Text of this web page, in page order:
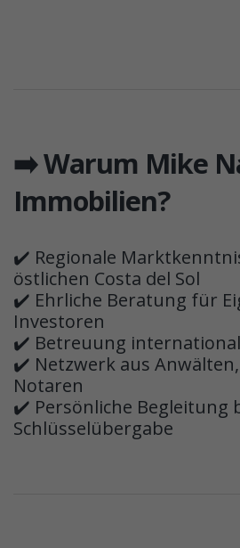
➡️ Warum Mike
Immobilien?
✔️ Regionale
östlichen Costa del Sol
✔️ Ehrliche Beratung für
Investoren
✔️ Betreuung
✔️ Netzwerk aus
Notaren
✔️ Persönliche Begleitung
Schlüsselübergabe